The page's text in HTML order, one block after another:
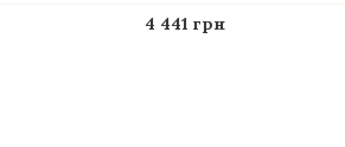
4 441 грн